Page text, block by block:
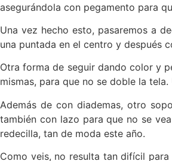
asegurándola con pegamento para
Una vez hecho esto, pasaremos a
una puntada en el centro y después
Otra forma de seguir dando color y
mismas, para que no se doble la
Además de con diademas, otro
también con lazo para que no se
redecilla, tan de moda este año.
Como veis, no resulta tan difícil